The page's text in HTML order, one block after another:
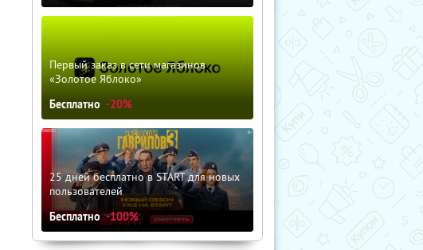
Первый заказ в сети магазинов
«Золотое Яблоко»
Бесплатно -20%
25 дней бесплатно в START для новых
пользователей
Бесплатно -100%